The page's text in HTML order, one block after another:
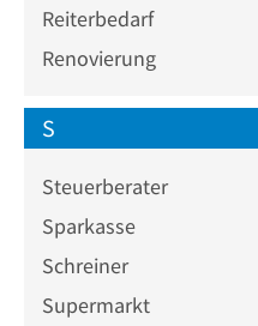
Reiterbedarf
Renovierung
S
Steuerberater
Sparkasse
Schreiner
Supermarkt